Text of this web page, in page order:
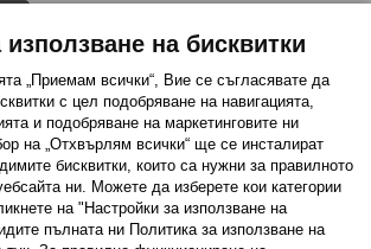
ни:
PinterestInstagram
на бисквитки
„Приемам всички“, Вие се съгласявате да
с цел подобряване на навигацията,
и подобряване на маркетинговите ни
на „Отхвърлям всички“ ще се инсталират
бисквитки, които са нужни за правилното
ни. Можете да изберете кои категории
на "Настройки за използване на
пълната ни Политика за използване на